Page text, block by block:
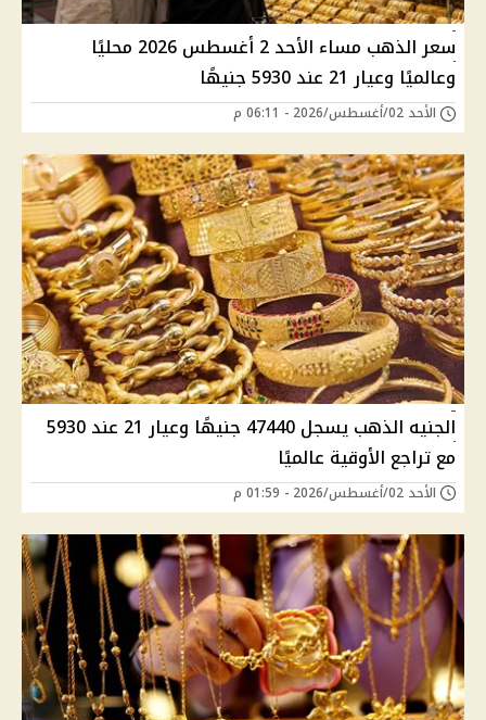
سعر الذهب مساء الأحد 2 أغسطس 2026 محليًا
وعالميًا وعيار 21 عند 5930 جنيهًا
الأحد 02/أغسطس/2026 - 06:11 م
الجنيه الذهب يسجل 47440 جنيهًا وعيار 21 عند 5930
مع تراجع الأوقية عالميًا
الأحد 02/أغسطس/2026 - 01:59 م